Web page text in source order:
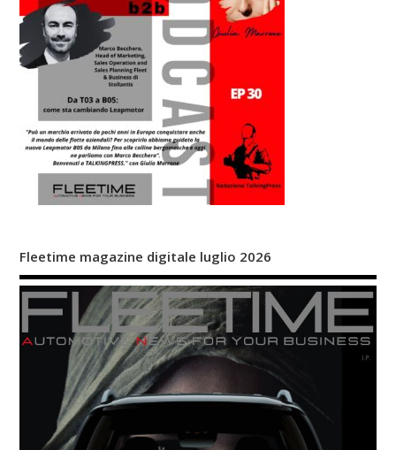
Fleetime magazine digitale luglio 2026